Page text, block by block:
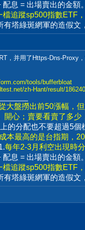
配息 = 出場賣出的金額
檔追蹤sp500指數ETF
有塔綠斑網軍的造假文
，并用了Https-Dns-Proxy
tools/bufferbloat
zh-Hant/result/
大盤撈出前50漲幅，
開心；賣要看賣了多
的分配也不要超過5個
本最高的是台指期，
每年2-3月利空出現時
配息 = 出場賣出的金額
檔追蹤sp500指數ETF
有塔綠斑網軍的造假文